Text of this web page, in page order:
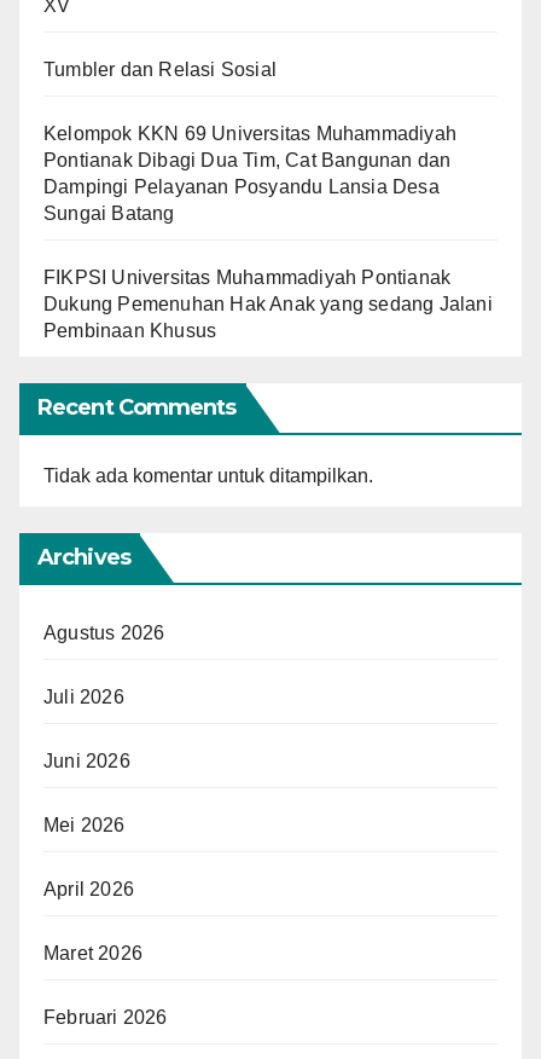
XV
Tumbler dan Relasi Sosial
Kelompok KKN 69 Universitas Muhammadiyah
Pontianak Dibagi Dua Tim, Cat Bangunan dan
Dampingi Pelayanan Posyandu Lansia Desa
Sungai Batang
FIKPSI Universitas Muhammadiyah Pontianak
Dukung Pemenuhan Hak Anak yang sedang Jalani
Pembinaan Khusus
Recent Comments
Tidak ada komentar untuk ditampilkan.
Archives
Agustus 2026
Juli 2026
Juni 2026
Mei 2026
April 2026
Maret 2026
Februari 2026